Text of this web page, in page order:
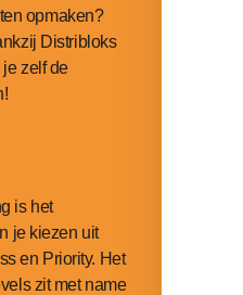
opmaken?
Distribloks
zelf de
is het
je kiezen uit
en Priority. Het
zit met name